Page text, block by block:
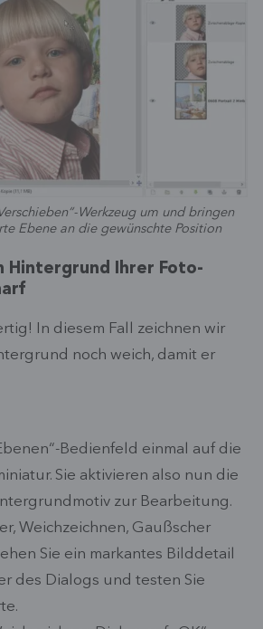
Werkzeug um und bringen
Ebene an die gewünschte Position
Hintergrund Ihrer Foto-
In diesem Fall zeichnen wir
noch weich, damit er
Bedienfeld einmal auf die
Sie aktivieren also nun die
zur Bearbeitung.
Weichzeichnen, Gaußscher
Sie ein markantes Bilddetail
des Dialogs und testen Sie